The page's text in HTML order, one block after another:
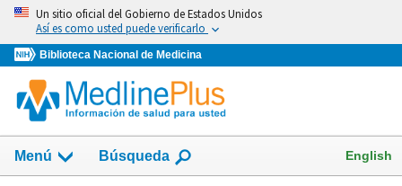
Omita
vaya
al
Contenido
Un sitio oficial del Gobierno de Estados Unidos
Así es como usted puede verificarlo
Biblioteca Nacional de Medicina
Menú Búsqueda English